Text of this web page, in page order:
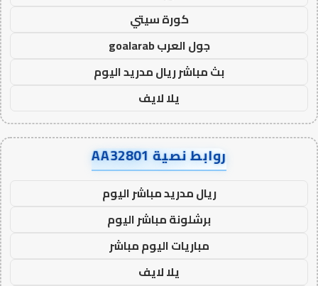
كورة سيتي
جول العرب goalarab
بث مباشر ريال مدريد اليوم
يلا لايف
روابط نصية AA32801
ريال مدريد مباشر اليوم
برشلونة مباشر اليوم
مباريات اليوم مباشر
يلا لايف